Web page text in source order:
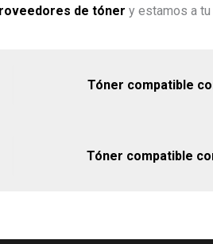
de tóner y estamos a
Tóner compatible
Tóner compatible